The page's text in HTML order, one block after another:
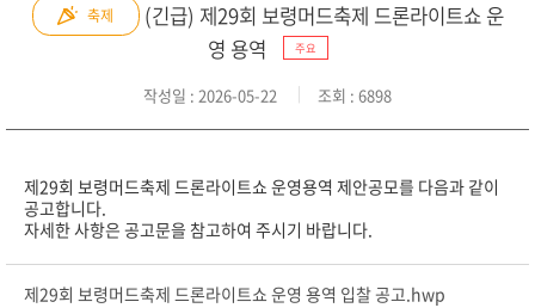
축제
(긴급) 제29회 보령머드축제 드론라이트쇼 운
영 용역
주요
작성일 : 2026-05-22 조회 : 6898
제29회 보령머드축제 드론라이트쇼 운영용역 제안공모를 다음과 같이
공고합니다.
자세한 사항은 공고문을 참고하여 주시기 바랍니다.
제29회 보령머드축제 드론라이트쇼 운영 용역 입찰 공고.hwp